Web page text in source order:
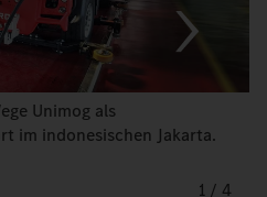
Unimog als
im indonesischen Jakarta.
1 / 4